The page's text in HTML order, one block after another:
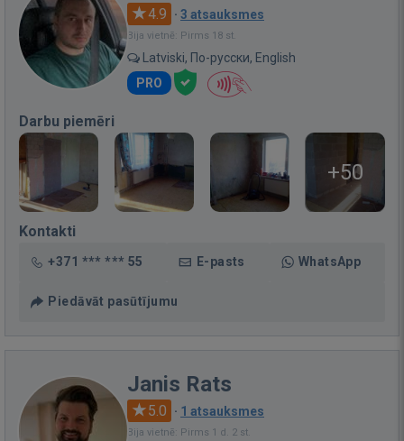
4.9 · 3 atsauksmes
Bija vietnē: Pirms 18 st.
Latviski, По-русски, English
PRO
Darbu piemēri
+50
Kontakti
+371 *** *** 55 E-pasts WhatsApp
Piedāvāt pasūtījumu
Janis Rats
5.0 · 1 atsauksmes
Bija vietnē: Pirms 1 d. 2 st.